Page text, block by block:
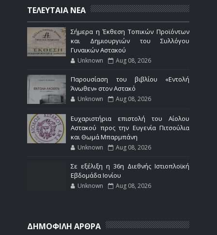
ΤΕΛΕΥΤΑΙΑ ΝΕΑ
Σήμερα η Έκθεση Τοπικών Προϊόντων
και Δημιουργιών του Συλλόγου
Γυναικών Αστακού
Unknown Aug 08, 2026
Παρουσίαση του βιβλίου «Εντολή
Άνωθεν» στον Αστακό
Unknown Aug 08, 2026
Ευχαριστήρια επιστολή του Αίολου
Αστακού προς την Ευγενία Πιτσούλια
και Θωμά Μπαρμπάνη
Unknown Aug 08, 2026
Σε εξέλιξη η 36η Διεθνής Ιστιοπλοϊκή
Εβδομάδα Ιονίου
Unknown Aug 08, 2026
ΔΗΜΟΦΙΛΗ ΑΡΘΡΑ